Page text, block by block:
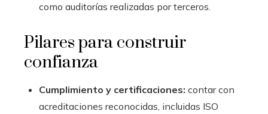
como auditorías realizadas por terceros.
Pilares para construir
confianza
Cumplimiento y certificaciones: contar con
acreditaciones reconocidas, incluidas ISO